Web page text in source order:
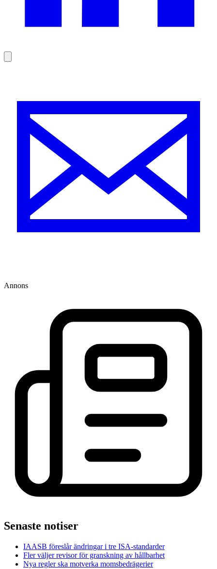
Annons
Senaste notiser
IAASB föreslår ändringar i tre ISA-standarder
Fler väljer revisor för granskning av hållbarhet
Nya regler ska motverka momsbedrägerier